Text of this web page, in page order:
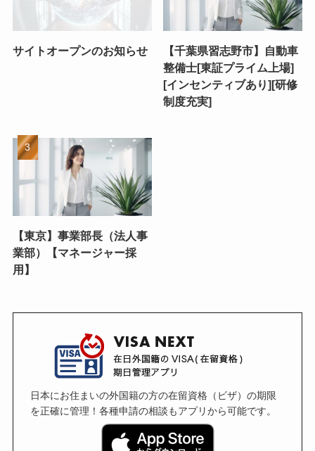
サイトオープンのお知らせ
【千葉県習志野市】自動車
整備士[東証プライム上場]
[インセンティブあり][研修
制度充実]
【東京】事業部長（法人事
業部）【マネージャー採
用】
日本にお住まいの外国籍の方の在留資格（ビザ）の期限
を正確に管理！各種申請の相談もアプリから可能です。